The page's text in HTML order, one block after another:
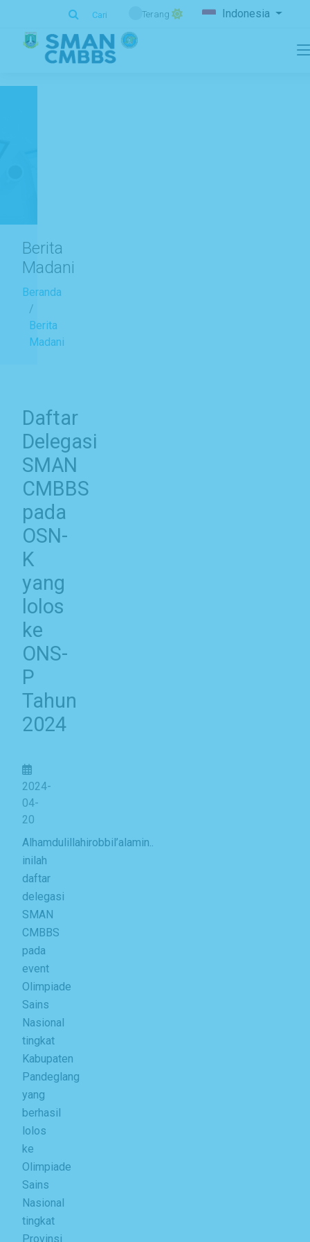
Cari Terang Indonesia
Berita
Madani
Beranda
Berita
Madani
Daftar
Delegasi
SMAN
CMBBS
pada
OSN-
K
yang
lolos
ke
ONS-
P
Tahun
2024
2024-
04-
20
Alhamdulillahirobbil’alamin..
inilah
daftar
delegasi
SMAN
CMBBS
pada
event
Olimpiade
Sains
Nasional
tingkat
Kabupaten
Pandeglang
yang
berhasil
lolos
ke
Olimpiade
Sains
Nasional
tingkat
Provinsi